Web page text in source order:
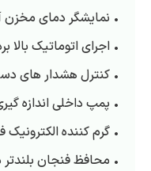
• نمایشگر دمای
• اجرای اتوماتیک بالا
• کنترل هشدار های
• پمپ داخلی اندازه
• گرم کننده الکترونیک
• محافظ فنجان